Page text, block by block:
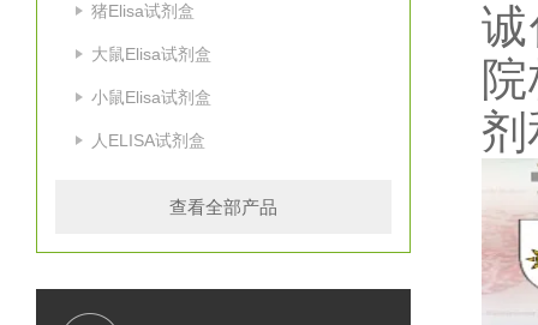
猪Elisa试剂盒
大鼠Elisa试剂盒
小鼠Elisa试剂盒
人ELISA试剂盒
查看全部产品